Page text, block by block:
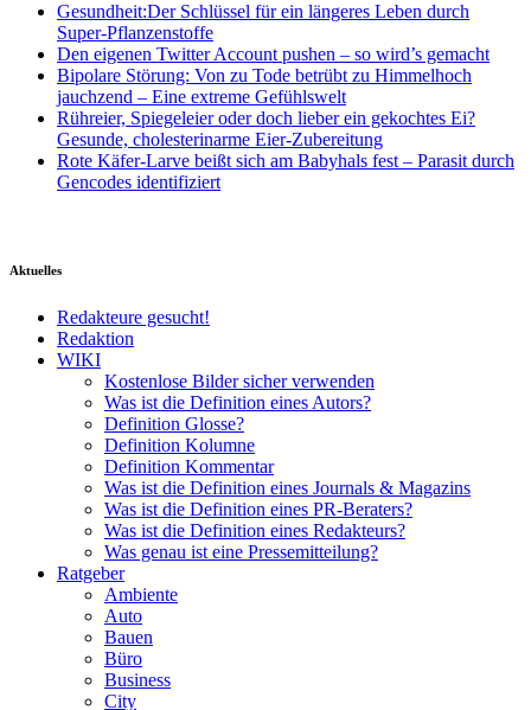
Gesundheit:Der Schlüssel für ein längeres Leben durch
Super-Pflanzenstoffe
Den eigenen Twitter Account pushen – so wird’s gemacht
Bipolare Störung: Von zu Tode betrübt zu Himmelhoch
jauchzend – Eine extreme Gefühlswelt
Rühreier, Spiegeleier oder doch lieber ein gekochtes Ei?
Gesunde, cholesterinarme Eier-Zubereitung
Rote Käfer-Larve beißt sich am Babyhals fest – Parasit durch
Gencodes identifiziert
Aktuelles
Redakteure gesucht!
Redaktion
WIKI
Kostenlose Bilder sicher verwenden
Was ist die Definition eines Autors?
Definition Glosse?
Definition Kolumne
Definition Kommentar
Was ist die Definition eines Journals & Magazins
Was ist die Definition eines PR-Beraters?
Was ist die Definition eines Redakteurs?
Was genau ist eine Pressemitteilung?
Ratgeber
Ambiente
Auto
Bauen
Büro
Business
City